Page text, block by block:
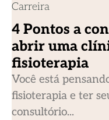
Carreira
4 Pontos a
abrir uma
fisioterapia
Você está
fisioterapia e ter
consultório...